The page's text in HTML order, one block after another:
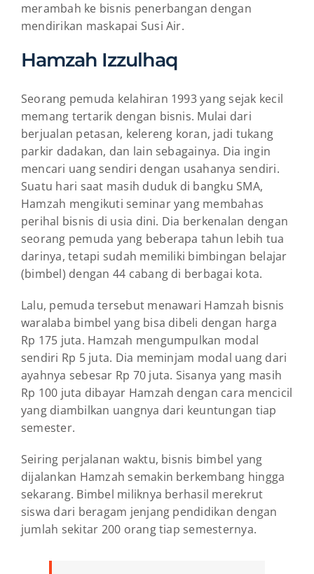
merambah ke bisnis penerbangan dengan
mendirikan maskapai Susi Air.
Hamzah Izzulhaq
Seorang pemuda kelahiran 1993 yang sejak kecil
memang tertarik dengan bisnis. Mulai dari
berjualan petasan, kelereng koran, jadi tukang
parkir dadakan, dan lain sebagainya. Dia ingin
mencari uang sendiri dengan usahanya sendiri.
Suatu hari saat masih duduk di bangku SMA,
Hamzah mengikuti seminar yang membahas
perihal bisnis di usia dini. Dia berkenalan dengan
seorang pemuda yang beberapa tahun lebih tua
darinya, tetapi sudah memiliki bimbingan belajar
(bimbel) dengan 44 cabang di berbagai kota.
Lalu, pemuda tersebut menawari Hamzah bisnis
waralaba bimbel yang bisa dibeli dengan harga
Rp 175 juta. Hamzah mengumpulkan modal
sendiri Rp 5 juta. Dia meminjam modal uang dari
ayahnya sebesar Rp 70 juta. Sisanya yang masih
Rp 100 juta dibayar Hamzah dengan cara mencicil
yang diambilkan uangnya dari keuntungan tiap
semester.
Seiring perjalanan waktu, bisnis bimbel yang
dijalankan Hamzah semakin berkembang hingga
sekarang. Bimbel miliknya berhasil merekrut
siswa dari beragam jenjang pendidikan dengan
jumlah sekitar 200 orang tiap semesternya.